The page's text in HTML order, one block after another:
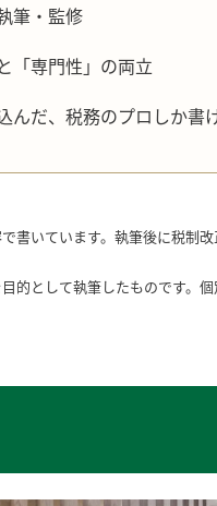
筆・監修
「専門性」の両立
んだ、税務のプロしか書
書いています。執筆後に税制
的として執筆したものです。